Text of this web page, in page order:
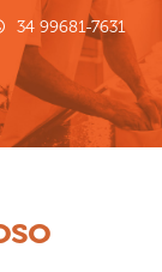
34 99681-7631